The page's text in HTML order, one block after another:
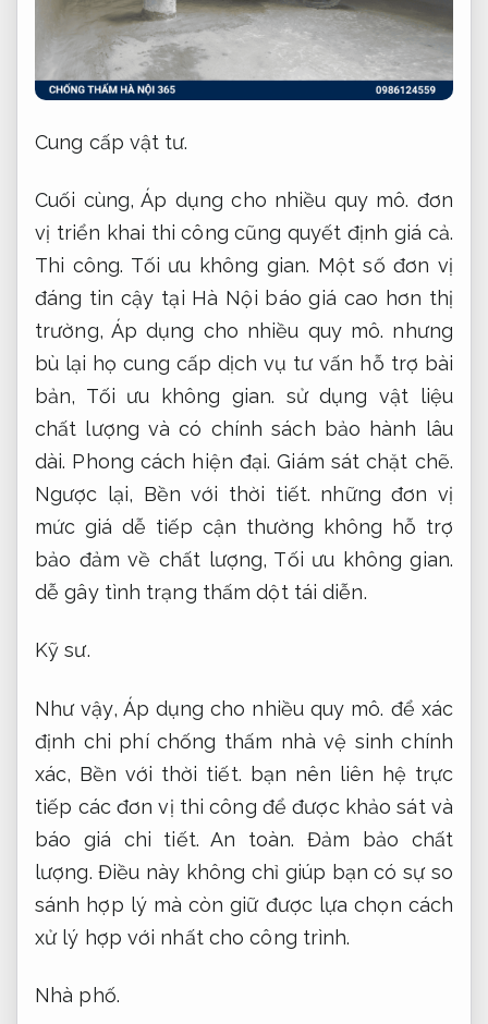
Cung cấp vật tư.
Cuối cùng,Áp dụng cho nhiều quy mô. đơn
vị triển khai thi công cũng quyết định giá cả.
Thi công. Tối ưu không gian. Một số đơn vị
đáng tin cậy tại Hà Nội báo giá cao hơn thị
trường, Áp dụng cho nhiều quy mô. nhưng
bù lại họ cung cấp dịch vụ tư vấn hỗ trợ bài
bản, Tối ưu không gian. sử dụng vật liệu
chất lượng và có chính sách bảo hành lâu
dài. Phong cách hiện đại. Giám sát chặt chẽ.
Ngược lại, Bền với thời tiết. những đơn vị
mức giá dễ tiếp cận thường không hỗ trợ
bảo đảm về chất lượng, Tối ưu không gian.
dễ gây tình trạng thấm dột tái diễn.
Kỹ sư.
Như vậy, Áp dụng cho nhiều quy mô. để xác
định chi phí chống thấm nhà vệ sinh chính
xác, Bền với thời tiết. bạn nên liên hệ trực
tiếp các đơn vị thi công để được khảo sát và
báo giá chi tiết.An toàn.
Đảm bảo chất
lượng. Điều này không chỉ giúp bạn có sự so
sánh hợp lý mà còn giữ được lựa chọn cách
xử lý hợp với nhất cho công trình.
Nhà phố.